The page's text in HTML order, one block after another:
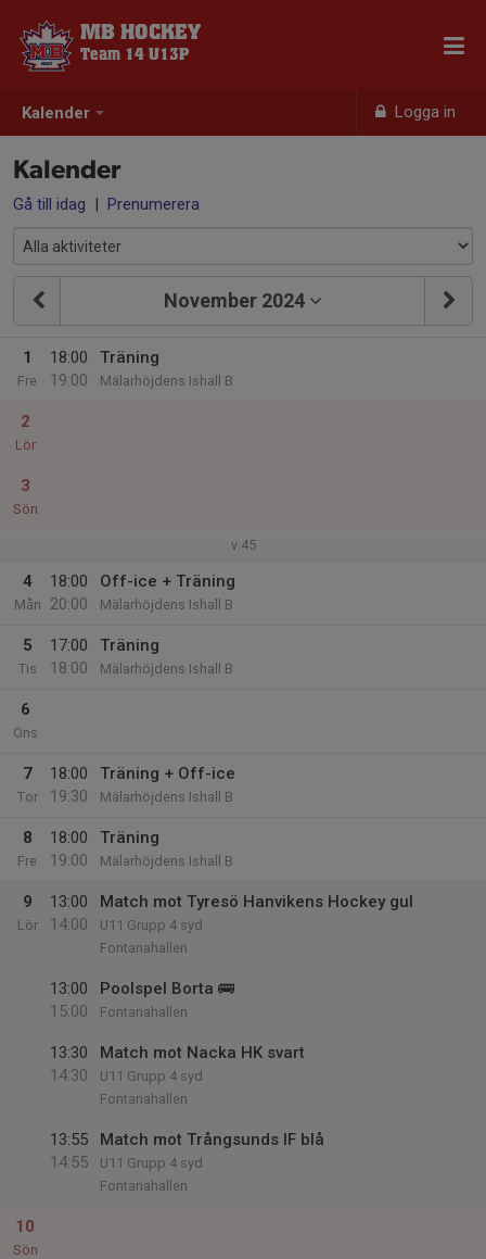
Kalender Logga in
MB HOCKEY
Team 14 U13P
Kalender
Gå till idag | Prenumerera
November 2024
1
Fre
18:00
19:00
Träning
Mälarhöjdens Ishall B
2
Lör
3
Sön
v.45
4
Mån
18:00
20:00
Off-ice + Träning
Mälarhöjdens Ishall B
5
Tis
17:00
18:00
Träning
Mälarhöjdens Ishall B
6
Ons
7
Tor
18:00
19:30
Träning + Off-ice
Mälarhöjdens Ishall B
8
Fre
18:00
19:00
Träning
Mälarhöjdens Ishall B
9
Lör
13:00
14:00
Match mot Tyresö Hanvikens Hockey gul
U11 Grupp 4 syd
Fontanahallen
13:00
15:00
Poolspel Borta 🚌
Fontanahallen
13:30
14:30
Match mot Nacka HK svart
U11 Grupp 4 syd
Fontanahallen
13:55
14:55
Match mot Trångsunds IF blå
U11 Grupp 4 syd
Fontanahallen
10
Sön